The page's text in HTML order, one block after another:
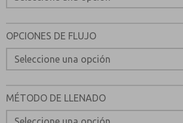
OPCIONES DE FLUJO
MÉTODO DE LLENADO